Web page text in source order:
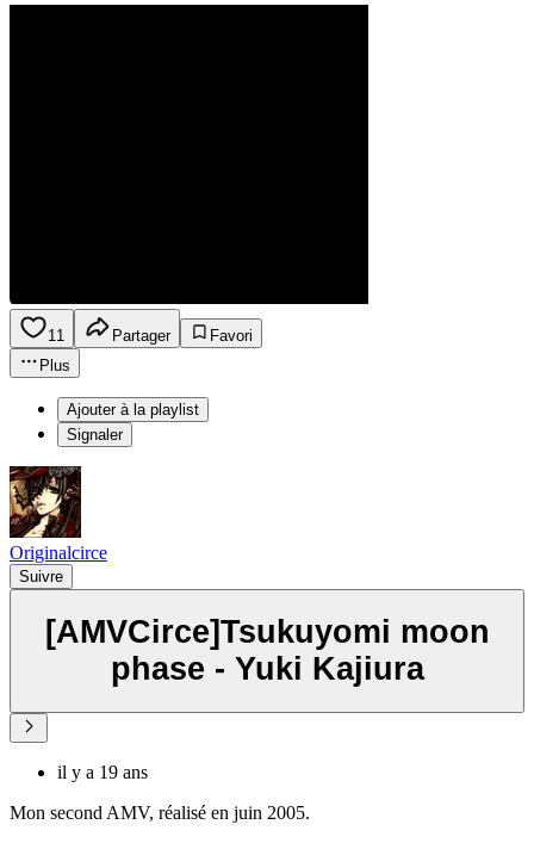
11 Partager
Favori
Plus
Ajouter à la playlist
Signaler
Originalcirce
Suivre
[AMVCirce]Tsukuyomi moon
phase - Yuki Kajiura
il y a 19 ans
Mon second AMV, réalisé en juin 2005.